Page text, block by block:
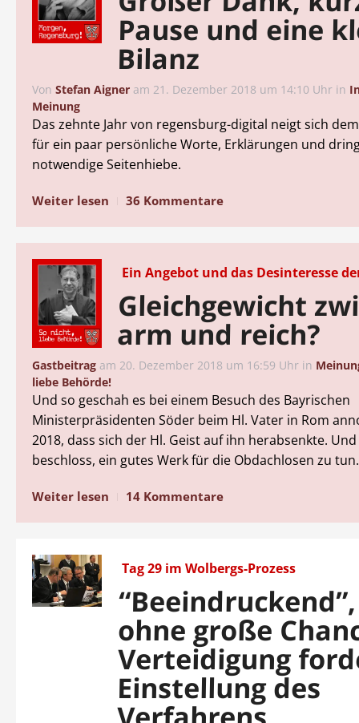
Pause und eine
Bilanz
Von Stefan Aigner am 21. Dezember 2018 um 14:10 Uhr in
Meinung
Das zehnte Jahr von regensburg-digital neigt sich
für ein paar persönliche Worte, Erklärungen und
notwendige Seitenhiebe.
Weiter lesen 36 Kommentare
Ein Angebot und das Desinteresse
Gleichgewicht
arm und reich?
Gastbeitrag am 20. Dezember 2018 um 16:59 Uhr in
liebe Behörde!
Und so geschah es bei einem Besuch des Bayrischen
Ministerpräsidenten Söder beim Hl. Vater in Rom
2018, dass sich der Hl. Geist auf ihn herabsenkte.
beschloss, ein gutes Werk für die Obdachlosen zu
Weiter lesen 14 Kommentare
Tag 29 im Wolbergs-Prozess
ohne große
Verteidigung
Einstellung des